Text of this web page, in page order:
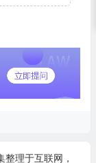
理于互联网，